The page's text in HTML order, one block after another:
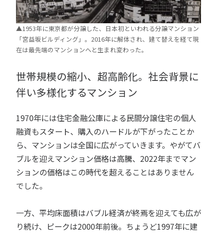
▲1953年に東京都が分譲した、日本初といわれる分譲マンション
「宮益坂ビルディング」。2016年に解体され、建て替えを経て現
在は最先端のマンションへと生まれ変わった。
世帯規模の縮小、超高齢化。社会背景に
伴い多様化するマンション
1970年には住宅金融公庫による民間分譲住宅の個人
融資もスタート、購入のハードルが下がったことか
ら、マンションは全国に広がっていきます。やがてバ
ブルを迎えマンション価格は高騰、2022年までマン
ションの価格はこの時代を超えることはありません
でした。
一方、平均床面積はバブル経済が終焉を迎えても広が
り続け、ピークは2000年前後。ちょうど1997年に建